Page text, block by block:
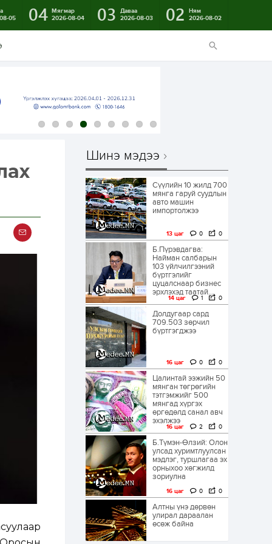
05
04 Мягмар
2026-08-04
03
Даваа
2026-08-03
02
Ням
2026-08-02
Шинэ мэдээ
Сүүлийн 10 жилд 700
мянга гаруй суудлын
авто машин
импортолжээ
13 цаг 0 0
Б.Пүрэвдагва:
Найман салбарын
103 үйлчилгээний
бүртгэлийг
цуцалснаар бизнес
эрхлэхэд таатай...
14 цаг 1 0
Долдугаар сард
709.503 зөрчил
бүртгэгджээ
16 цаг 0 0
Цалинтай ээжийн 50
мянган төгрөгийн
тэтгэмжийг 500
мянгад хүргэх
өргөдөлд санал авч
эхэлжээ
16 цаг 2 0
Б.Түмэн-Өлзий: Олон
улсад хуримтлуулсан
мэдлэг, туршлагаа эх
орныхоо хөгжилд
зориулна
16 цаг 0 0
Алтны үнэ дөрвөн
улирал дараалан
өсөж байна